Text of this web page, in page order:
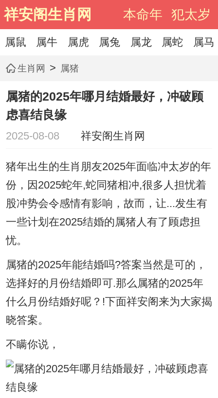
祥安阁生肖网 本命年 犯太岁
属鼠 属牛 属虎 属兔 属龙 属蛇 属马
生肖网 > 属猪
属猪的2025年哪月结婚最好，冲破顾
虑喜结良缘
2025-08-08 祥安阁生肖网
猪年出生的生肖朋友2025年面临冲太岁的年
份，因2025蛇年,蛇同猪相冲,很多人担忧着
股冲势会令感情有影响，故而，让...发生有
一些计划在2025结婚的属猪人有了顾虑担
忧。
属猪的2025年能结婚吗?答案当然是可的，
选择好的月份结婚即可.那么属猪的2025年
什么月份结婚好呢？!下面祥安阁来为大家揭
晓答案。
不瞒你说，